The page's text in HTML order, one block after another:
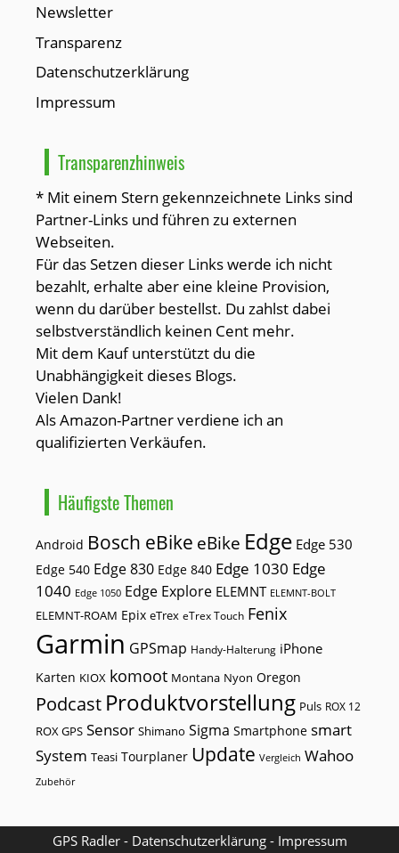
Newsletter
Transparenz
Datenschutzerklärung
Impressum
Transparenzhinweis
* Mit einem Stern gekennzeichnete Links sind
Partner-Links und führen zu externen
Webseiten.
Für das Setzen dieser Links werde ich nicht
bezahlt, erhalte aber eine kleine Provision,
wenn du darüber bestellst. Du zahlst dabei
selbstverständlich keinen Cent mehr.
Mit dem Kauf unterstützt du die
Unabhängigkeit dieses Blogs.
Vielen Dank!
Als Amazon-Partner verdiene ich an
qualifizierten Verkäufen.
Häufigste Themen
Android Bosch eBike eBike Edge Edge 530
Edge 540 Edge 830 Edge 840 Edge 1030 Edge
1040 Edge 1050 Edge Explore ELEMNT ELEMNT-BOLT
ELEMNT-ROAM Epix eTrex eTrex Touch Fenix
Garmin GPSmap Handy-Halterung iPhone
Karten KIOX komoot Montana Nyon Oregon
Podcast Produktvorstellung Puls ROX 12
ROX GPS Sensor Shimano Sigma Smartphone smart
System Teasi Tourplaner Update Vergleich Wahoo
Zubehör
GPS Radler - Datenschutzerklärung- Impressum